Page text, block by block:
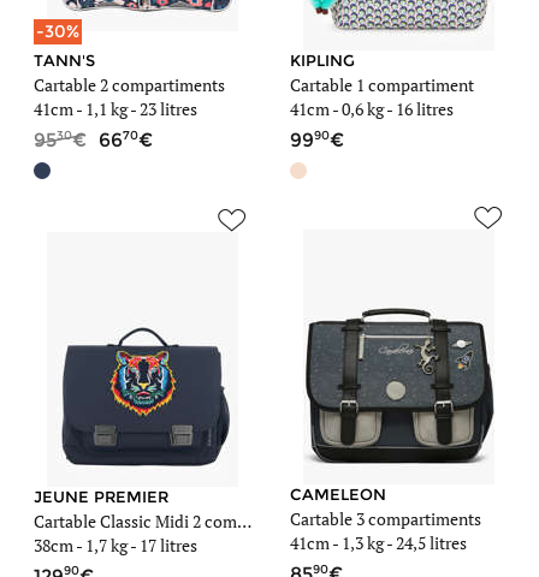
-30%
TANN'S
Cartable 2 compartiments
41cm - 1,1 kg- 23 litres
9530 6670
KIPLING
Cartable 1 compartiment
41cm -0,6 kg- 16 litres
9990
JEUNE PREMIER
Cartable Classic Midi 2 compartiments
38cm - 1,7 kg- 17 litres
90
CAMELEON
Cartable 3 compartiments
41cm - 1,3 kg- 24,5 litres
90